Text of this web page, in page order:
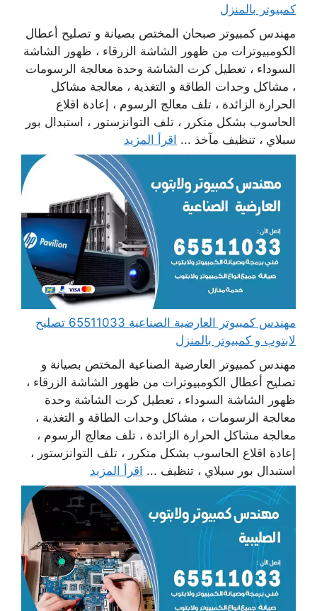
كمبيوتر بالمنزل
مهندس كمبيوتر صبحان المختص بصيانة و تصليح أعطال
الكومبيوترات من ظهور الشاشة الزرقاء ، ظهور الشاشة
السوداء ، تعطيل كرت الشاشة وحدة معالجة الرسومات
، مشاكل وحدات الطاقة و التغذية ، معالجة مشاكل
الحرارة الزائدة ، تلف معالج الرسوم ، إعادة اقلاع
الحاسوب بشكل متكرر ، تلف التوانزستور ، استبدال بور
سبلاي ، تنظيف مآخذ ... اقرأ المزيد
مهندس كمبيوتر العارضية الصناعية 65511033 تصليح
لابتوب و كمبيوتر بالمنزل
مهندس كمبيوتر العارضية الصناعية المختص بصيانة و
تصليح أعطال الكومبيوترات من ظهور الشاشة الزرقاء ،
ظهور الشاشة السوداء ، تعطيل كرت الشاشة وحدة
معالجة الرسومات ، مشاكل وحدات الطاقة و التغذية ،
معالجة مشاكل الحرارة الزائدة ، تلف معالج الرسوم ،
إعادة اقلاع الحاسوب بشكل متكرر ، تلف التوانزستور ،
استبدال بور سبلاي ، تنظيف ... اقرأ المزيد